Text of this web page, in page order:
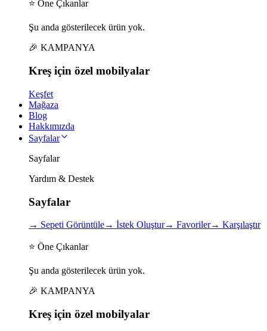
⭐ Öne Çıkanlar
Şu anda gösterilecek ürün yok.
🎉 KAMPANYA
Kreş için özel mobilyalar
Keşfet
Mağaza
Blog
Hakkımızda
Sayfalar
Sayfalar
Yardım & Destek
Sayfalar
→ Sepeti Görüntüle→ İstek Oluştur→ Favoriler→ Karşılaştır
⭐ Öne Çıkanlar
Şu anda gösterilecek ürün yok.
🎉 KAMPANYA
Kreş için özel mobilyalar